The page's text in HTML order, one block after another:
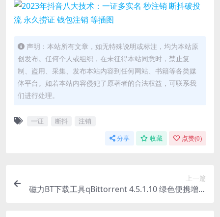
声明：本站所有文章，如无特殊说明或标注，均为本站原
创发布。任何个人或组织，在未征得本站同意时，禁止复
制、盗用、采集、发布本站内容到任何网站、书籍等各类媒
体平台。如若本站内容侵犯了原著者的合法权益，可联系我
们进行处理。
一证 断抖 注销
分享 收藏 点赞(0)
上一篇
磁力BT下载工具qBittorrent 4.5.1.10 绿色便携增强